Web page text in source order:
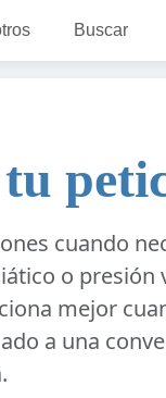
Buscar
cuando
o presión
mejor
a una